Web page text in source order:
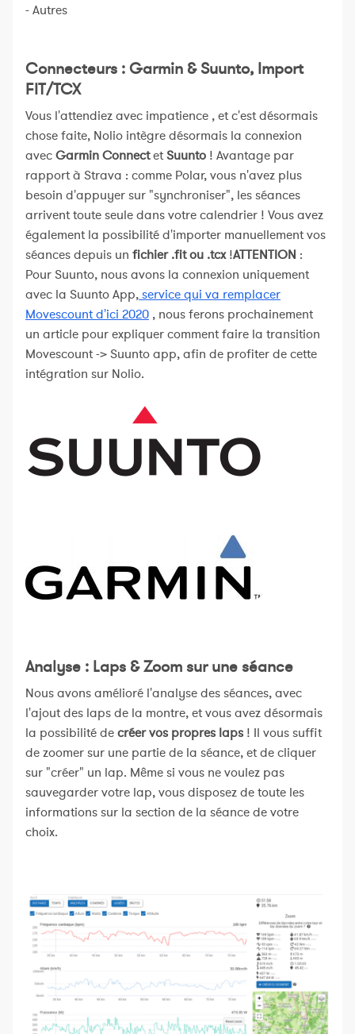
- Autres
Connecteurs : Garmin & Suunto, Import
FIT/TCX
Vous l'attendiez avec impatience , et c'est désormais
chose faite, Nolio intègre désormais la connexion
avecGarmin ConnectetSuunto ! Avantage par
rapport à Strava : comme Polar, vous n'avez plus
besoin d'appuyer sur "synchroniser", les séances
arrivent toute seule dans votre calendrier ! Vous avez
également la possibilité d'importer manuellement vos
séances depuis un fichier .fit ou .tcx!ATTENTION :
Pour Suunto, nous avons la connexion uniquement
avec la Suunto App,service qui va remplacer
Movescount d'ici 2020 , nous ferons prochainement
un article pour expliquer comment faire la transition
Movescount -> Suunto app, afin de profiter de cette
intégration sur Nolio.
Analyse : Laps & Zoom sur une séance
Nous avons amélioré l'analyse des séances, avec
l'ajout des laps de la montre, et vous avez désormais
la possibilité decréer vos propres laps ! Il vous suffit
de zoomer sur une partie de la séance, et de cliquer
sur "créer" un lap. Même si vous ne voulez pas
sauvegarder votre lap, vous disposez de toute les
informations sur la section de la séance de votre
choix.